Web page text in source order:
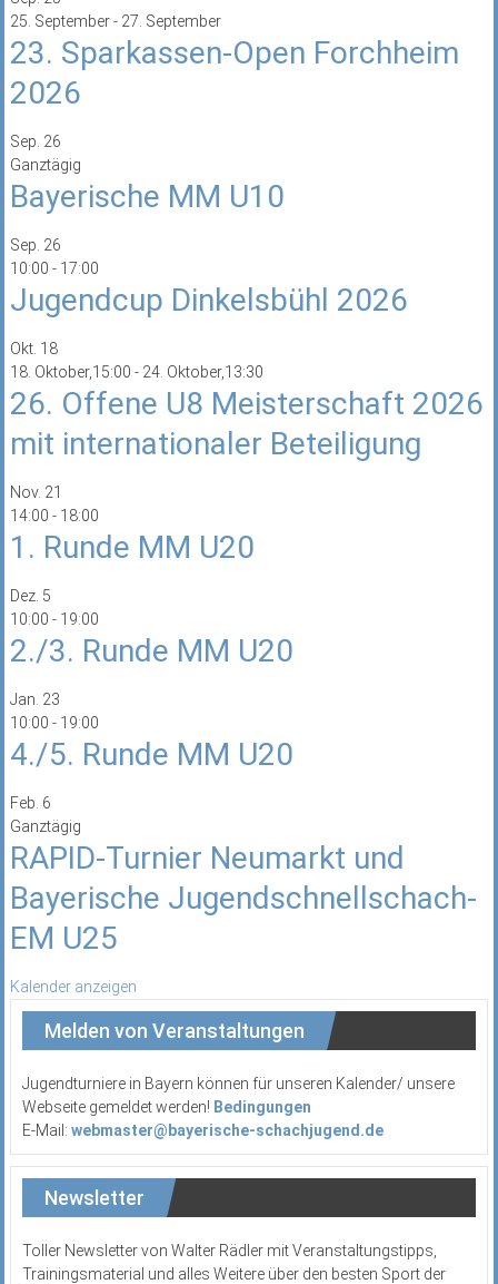
25. September- 27. September
23. Sparkassen-Open Forchheim
2026
Sep. 26
Ganztägig
Bayerische MM U10
Sep. 26
10:00 - 17:00
Jugendcup Dinkelsbühl 2026
Okt. 18
18. Oktober,15:00 - 24. Oktober,13:30
26. Offene U8 Meisterschaft 2026
mit internationaler Beteiligung
Nov. 21
14:00 - 18:00
1. Runde MM U20
Dez. 5
10:00 - 19:00
2./3. Runde MM U20
Jan. 23
10:00 - 19:00
4./5. Runde MM U20
Feb. 6
Ganztägig
RAPID-Turnier Neumarkt und
Bayerische Jugendschnellschach-
EM U25
Kalender anzeigen
Melden von Veranstaltungen
Jugendturniere in Bayern können für unseren Kalender/ unsere
Webseite gemeldet werden! Bedingungen
E-Mail: webmaster@bayerische-schachjugend.de
Newsletter
Toller Newsletter von Walter Rädler mit Veranstaltungstipps,
Trainingsmaterial und alles Weitere über den besten Sport der